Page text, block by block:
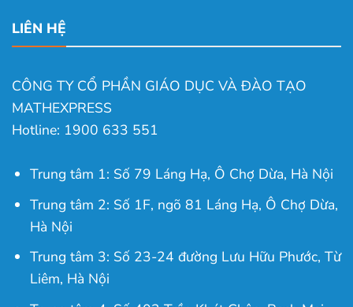
LIÊN HỆ
CÔNG TY CỔ PHẦN GIÁO DỤC VÀ ĐÀO TẠO
MATHEXPRESS
Hotline: 1900 633 551
Trung tâm 1: Số 79 Láng Hạ, Ô Chợ Dừa, Hà Nội
Trung tâm 2: Số 1F, ngõ 81 Láng Hạ, Ô Chợ Dừa,
Hà Nội
Trung tâm 3: Số 23-24 đường Lưu Hữu Phước, Từ
Liêm, Hà Nội